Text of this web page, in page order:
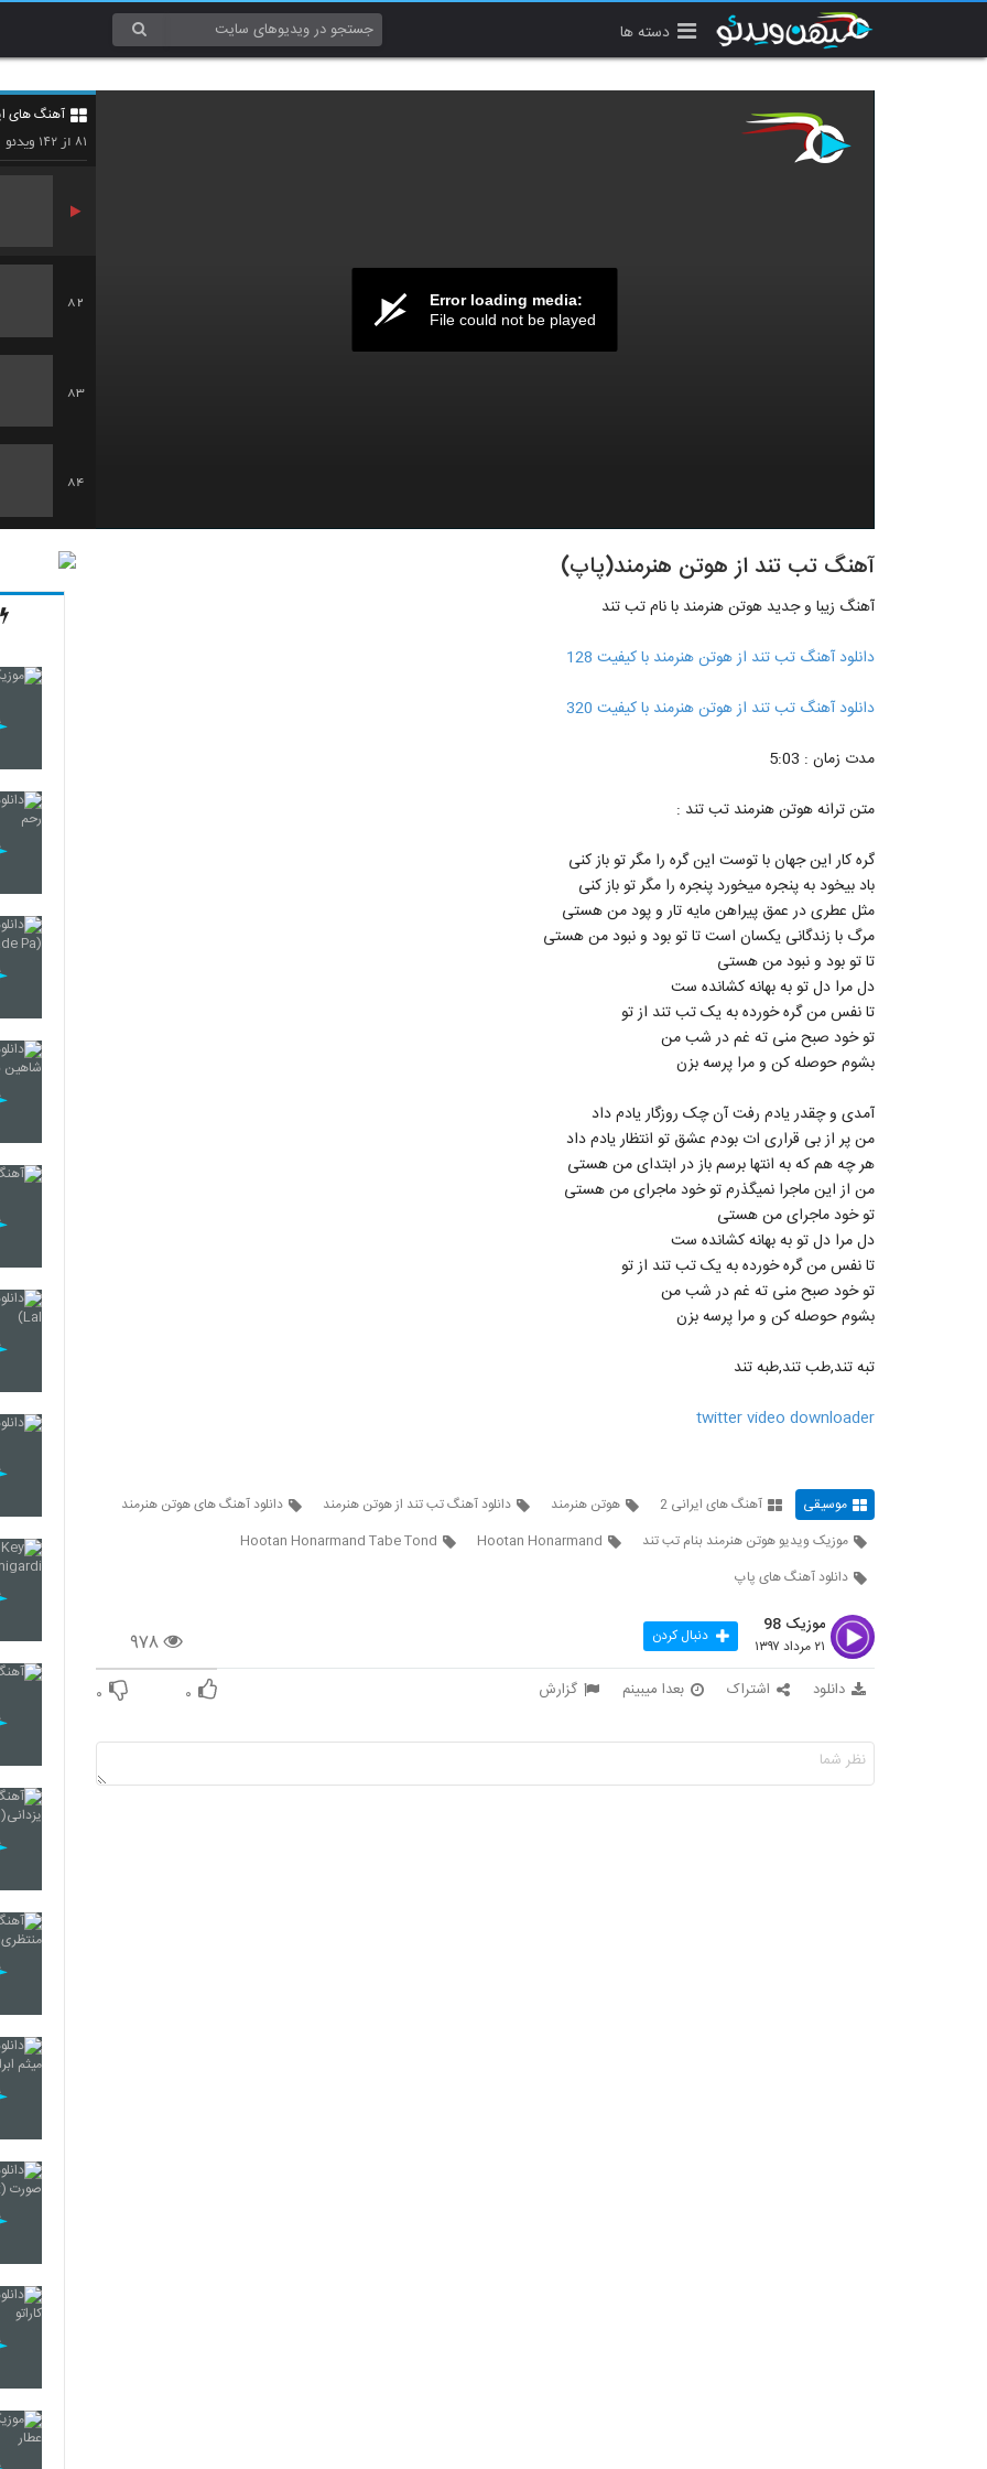
دسته ها
Error loading media:
File could not be played
آهنگ های
۸۱ از ۱۴۲ ویدئو
80
82
83
84
85 آهنگ تب تند از هوتن هنرمند(پاپ)
آهنگ زیبا و جدید هوتن هنرمند با نام تب تند
دانلود آهنگ تب تند از هوتن هنرمند با کیفیت 128
دانلود آهنگ تب تند از هوتن هنرمند با کیفیت 320
مدت زمان : 5:03
متن ترانه هوتن هنرمند تب تند :
گره کار این جهان با توست این گره را مگر تو باز کنی
باد بیخود به پنجره میخورد پنجره را مگر تو باز کنی
مثل عطری در عمق پیراهن مایه تار و پود من هستی
مرگ با زندگانی یکسان است تا تو بود و نبود من هستی
تا تو بود و نبود من هستی
دل مرا دل تو به بهانه کشانده ست
تا نفس من گره خورده به یک تب تند از تو
تو خود صبح منی ته غم در شب من
بشوم حوصله کن و مرا پرسه بزن
آمدی و چقدر یادم رفت آن چک روزگار یادم داد
من پر از بی قراری ات بودم عشق تو انتظار یادم داد
هر چه هم که به انتها برسم باز در ابتدای من هستی
من از این ماجرا نمیگذرم تو خود ماجرای من هستی
تو خود ماجرای من هستی
دل مرا دل تو به بهانه کشانده ست
تا نفس من گره خورده به یک تب تند از تو
تو خود صبح منی ته غم در شب من
بشوم حوصله کن و مرا پرسه بزن
تبه تند,طب تند,طبه تند
twitter video downloader
موسیقی آهنگ های ایرانی 2 هوتن هنرمند دانلود آهنگ تب تند از هوتن هنرمند
دانلود آهنگ های هوتن هنرمند
موزیک ویدیو هوتن هنرمند بنام تب تند
Hootan Honarmand
Hootan Honarmand Tabe Tond
دانلود آهنگ های پاپ
۹۷۸
موزیک 98
۲۱ مرداد ۱۳۹۷ دنبال کردن
دانلود اشتراک بعدا میبینم گزارش ۰ ۰